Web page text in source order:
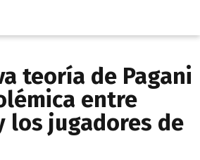
teoría de Pagani
entre
los jugadores de